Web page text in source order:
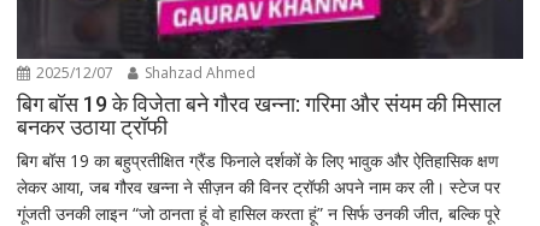
2025/12/07 Shahzad Ahmed
बिग बॉस 19 के विजेता बने गौरव खन्ना: गरिमा और संयम की मिसाल
बनकर उठाया ट्रॉफी
बिग बॉस 19 का बहुप्रतीक्षित ग्रैंड फिनाले दर्शकों के लिए भावुक और ऐतिहासिक क्षण
लेकर आया, जब गौरव खन्ना ने सीज़न की विनर ट्रॉफी अपने नाम कर ली। स्टेज पर
गूंजती उनकी लाइन “जो ठानता हूं वो हासिल करता हूं” न सिर्फ उनकी जीत, बल्कि पूरे